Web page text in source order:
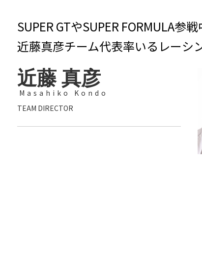
SUPER GTやSUPER FORMULA参
近藤真彦チーム代表率いるレーシ
近藤 真彦
Masahiko Kondo
TEAM DIRECTOR